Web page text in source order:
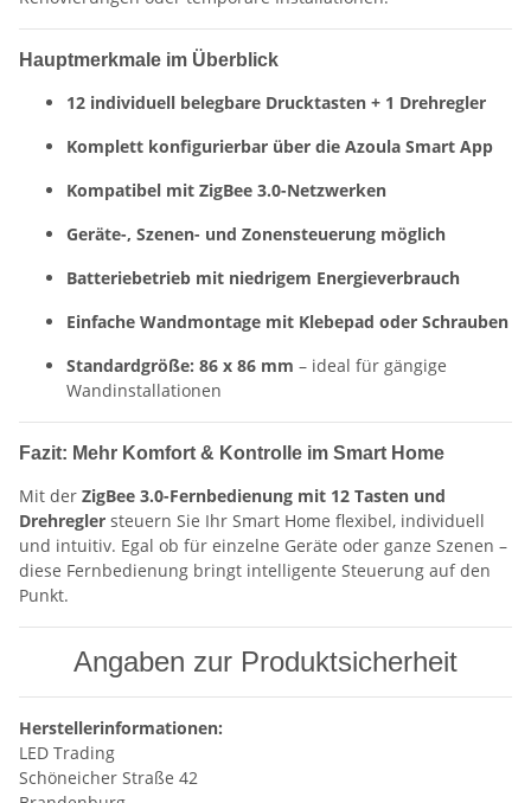
Hauptmerkmale im Überblick
12 individuell belegbare Drucktasten + 1 Drehregler
Komplett konfigurierbar über die Azoula Smart App
Kompatibel mit ZigBee 3.0-Netzwerken
Geräte-, Szenen- und Zonensteuerung möglich
Batteriebetrieb mit niedrigem Energieverbrauch
Einfache Wandmontage mit Klebepad oder Schrauben
Standardgröße: 86 x 86 mm – ideal für gängige
Wandinstallationen
Fazit: Mehr Komfort & Kontrolle im Smart Home
Mit der ZigBee 3.0-Fernbedienung mit 12 Tasten und
Drehregler steuern Sie Ihr Smart Home flexibel, individuell
und intuitiv. Egal ob für einzelne Geräte oder ganze Szenen –
diese Fernbedienung bringt intelligente Steuerung auf den
Punkt.
Angaben zur Produktsicherheit
Herstellerinformationen:
LED Trading
Schöneicher Straße 42